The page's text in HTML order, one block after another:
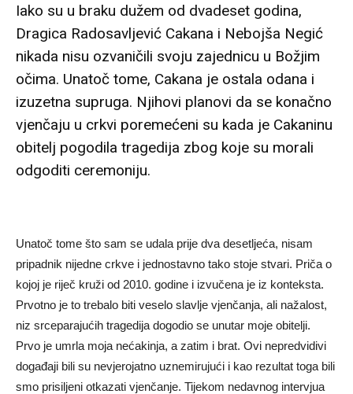
Iako su u braku dužem od dvadeset godina,
Dragica Radosavljević Cakana i Nebojša Negić
nikada nisu ozvaničili svoju zajednicu u Božjim
očima. Unatoč tome, Cakana je ostala odana i
izuzetna supruga. Njihovi planovi da se konačno
vjenčaju u crkvi poremećeni su kada je Cakaninu
obitelj pogodila tragedija zbog koje su morali
odgoditi ceremoniju.
Unatoč tome što sam se udala prije dva desetljeća, nisam
pripadnik nijedne crkve i jednostavno tako stoje stvari. Priča o
kojoj je riječ kruži od 2010. godine i izvučena je iz konteksta.
Prvotno je to trebalo biti veselo slavlje vjenčanja, ali nažalost,
niz srceparajućih tragedija dogodio se unutar moje obitelji.
Prvo je umrla moja nećakinja, a zatim i brat. Ovi nepredvidivi
događaji bili su nevjerojatno uznemirujući i kao rezultat toga bili
smo prisiljeni otkazati vjenčanje. Tijekom nedavnog intervjua